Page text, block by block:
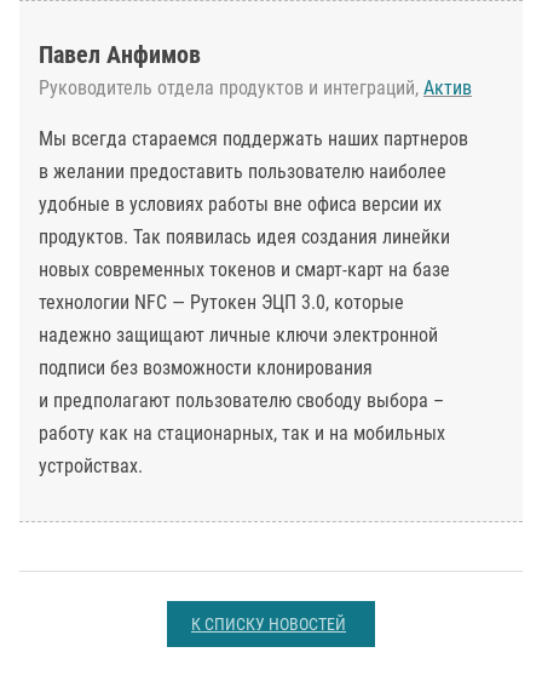
Павел Анфимов
Руководитель отдела продуктов и интеграций, Актив
Мы всегда стараемся поддержать наших партнеров
в желании предоставить пользователю наиболее
удобные в условиях работы вне офиса версии их
продуктов. Так появилась идея создания линейки
новых современных токенов и смарт-карт на базе
технологии NFC — Рутокен ЭЦП 3.0, которые
надежно защищают личные ключи электронной
подписи без возможности клонирования
и предполагают пользователю свободу выбора –
работу как на стационарных, так и на мобильных
устройствах.
К СПИСКУ НОВОСТЕЙ